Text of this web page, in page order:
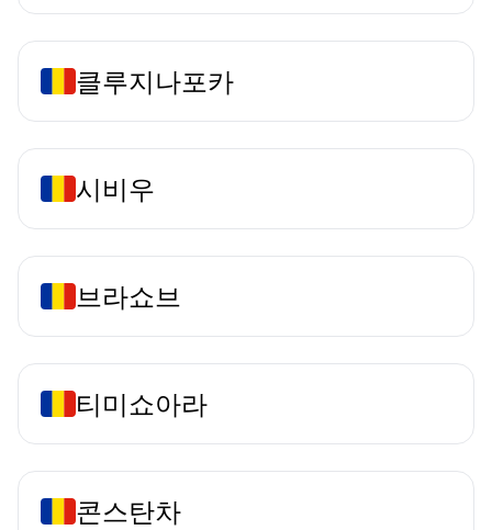
클루지나포카
시비우
브라쇼브
티미쇼아라
콘스탄차